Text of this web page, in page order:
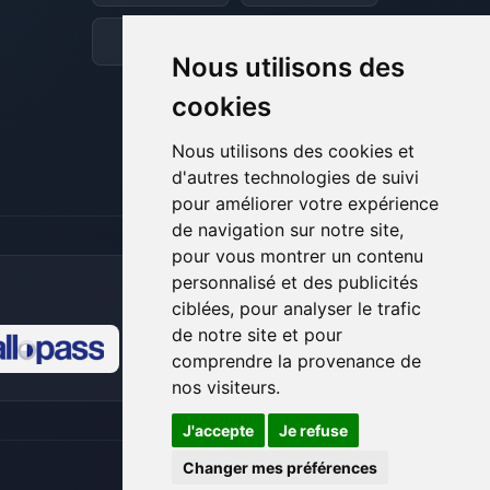
Nous utilisons des
cookies
Nous utilisons des cookies et
d'autres technologies de suivi
pour améliorer votre expérience
de navigation sur notre site,
pour vous montrer un contenu
personnalisé et des publicités
ciblées, pour analyser le trafic
de notre site et pour
comprendre la provenance de
nos visiteurs.
J'accepte
Je refuse
Changer mes préférences
et je vais remuer mes petits circuits
07/08/2026 à 19:29